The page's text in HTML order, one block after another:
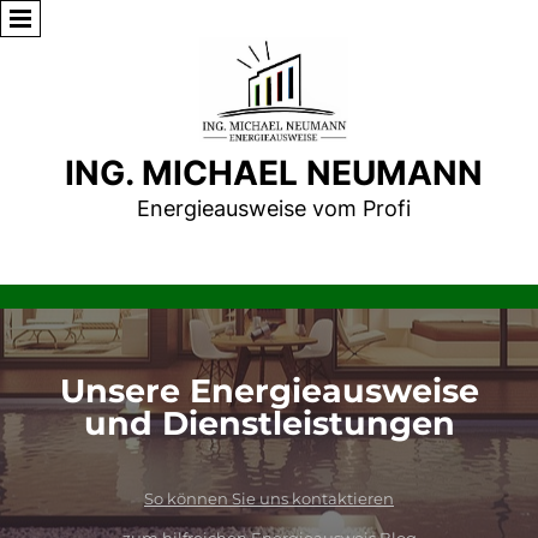
ING. MICHAEL NEUMANN
Energieausweise vom Profi
Unsere Energieausweise
und Dienstleistungen
Energieausweis, Energieausweis online, Energieausweis online bestellen, energieausweis erstellen,
energieausweis kosten, energieausweis österreich, energieausweisvorlagegesetz, energieausweis haus,
So können Sie uns kontaktieren